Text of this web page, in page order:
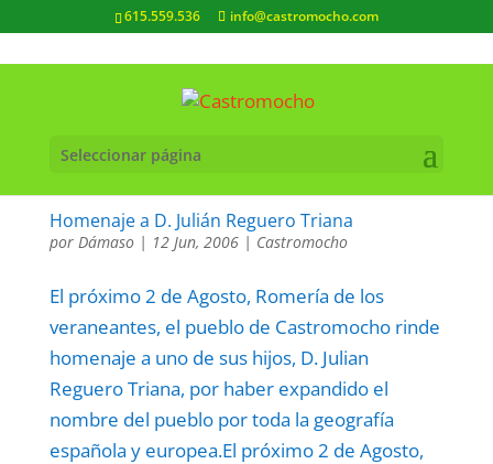
615.559.536 info@castromocho.com
Seleccionar página
Homenaje a D. Julián Reguero Triana
por Dámaso| 12 Jun, 2006| Castromocho
El próximo 2 de Agosto, Romería de los
veraneantes, el pueblo de Castromocho rinde
homenaje a uno de sus hijos, D. Julian
Reguero Triana, por haber expandido el
nombre del pueblo por toda la geografía
española y europea.El próximo 2 de Agosto,